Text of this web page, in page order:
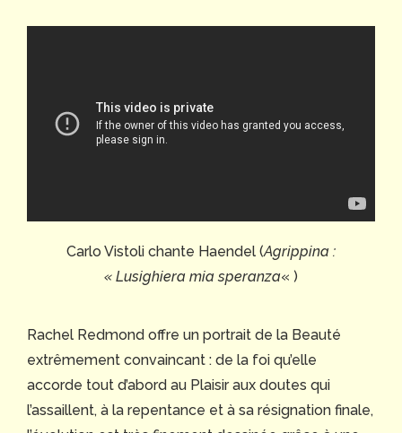
Carlo Vistoli chante Haendel (Agrippina :
« Lusighiera mia speranza« )
Rachel Redmond offre un portrait de la Beauté
extrêmement convaincant : de la foi qu’elle
accorde tout d’abord au Plaisir aux doutes qui
l’assaillent, à la repentance et à sa résignation finale,